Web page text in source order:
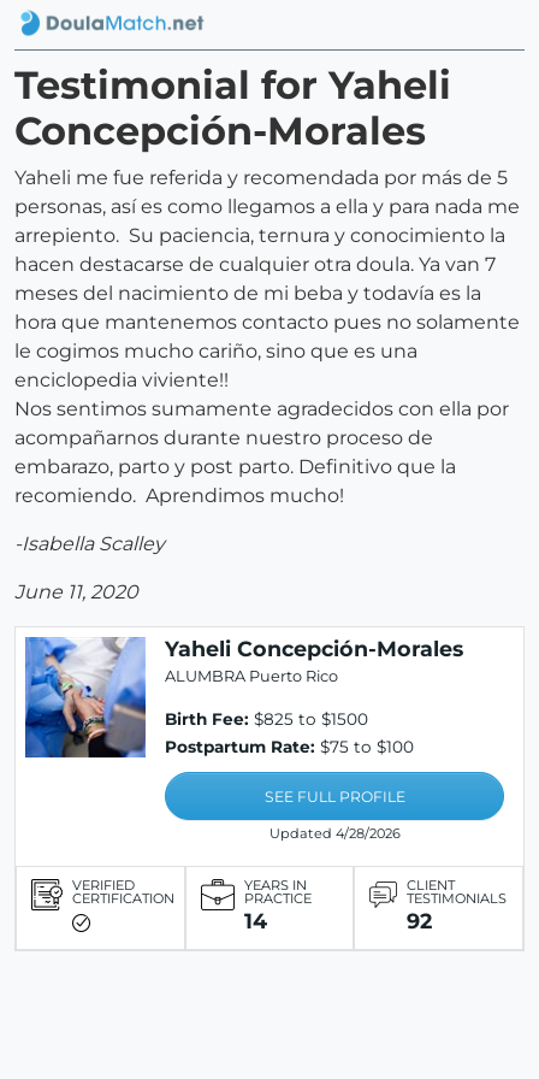
Testimonial for Yaheli
Concepción-Morales
Yaheli me fue referida y recomendada por más de 5
personas, así es como llegamos a ella y para nada me
arrepiento. Su paciencia, ternura y conocimiento la
hacen destacarse de cualquier otra doula. Ya van 7
meses del nacimiento de mi beba y todavía es la
hora que mantenemos contacto pues no solamente
le cogimos mucho cariño, sino que es una
enciclopedia viviente!!
Nos sentimos sumamente agradecidos con ella por
acompañarnos durante nuestro proceso de
embarazo, parto y post parto. Definitivo que la
recomiendo. Aprendimos mucho!
-Isabella Scalley
June 11, 2020
Yaheli Concepción-Morales
ALUMBRA Puerto Rico
Birth Fee: $825 to $1500
Postpartum Rate: $75 to $100
SEE FULL PROFILE
Updated 4/28/2026
VERIFIED
CERTIFICATION
YEARS IN
PRACTICE
14
CLIENT
TESTIMONIALS
92